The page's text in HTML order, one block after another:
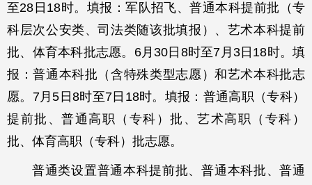
至28日18时。填报：军队招飞、普通本科提前批（专
科层次公安类、司法类随该批填报）、艺术本科提前
批、体育本科批志愿。6月30日8时至7月3日18时。填
报：普通本科批（含特殊类型志愿）和艺术本科批志
愿。7月5日8时至7日18时。填报：普通高职（专科）
提前批、普通高职（专科）批、艺术高职（专科）
批、体育高职（专科）批志愿。
普通类设置普通本科提前批、普通本科批、普通